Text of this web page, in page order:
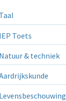
Taal
IEP Toets
Natuur & techniek
Levensbeschouwing